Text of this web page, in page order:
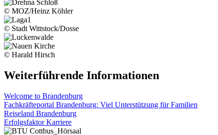
© MOZ/Heinz Köhler
© Stadt Wittstock/Dosse
© Harald Hirsch
Weiterführende Informationen
Welcome to Brandenburg
Fachkräfteportal Brandenburg: Viel Unterstützung für Familien
Reiseland Brandenburg
Erfolgsfaktor Karriere